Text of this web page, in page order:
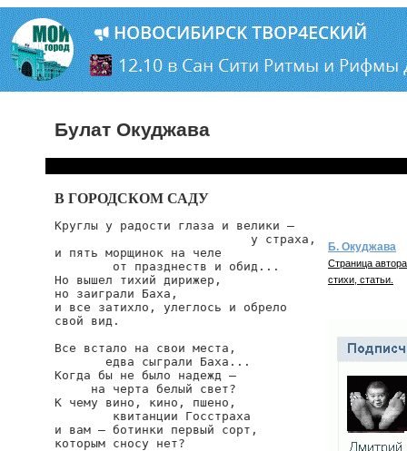
Булат Окуджава
В ГОРОДСКОМ САДУ
Круглы у радости глаза и велики —
                           у страха,
и пять морщинок на челе
        от празднеств и обид...
Но вышел тихий дирижер,
но заиграли Баха,
и все затихло, улеглось и обрело
свой вид.
Все встало на свои места,
       едва сыграли Баха...
Когда бы не было надежд —
     на черта белый свет?
К чему вино, кино, пшено,
        квитанции Госстраха
и вам — ботинки первый сорт,
которым сносу нет?
Б. Окуджава
Страница
стихи, статьи.